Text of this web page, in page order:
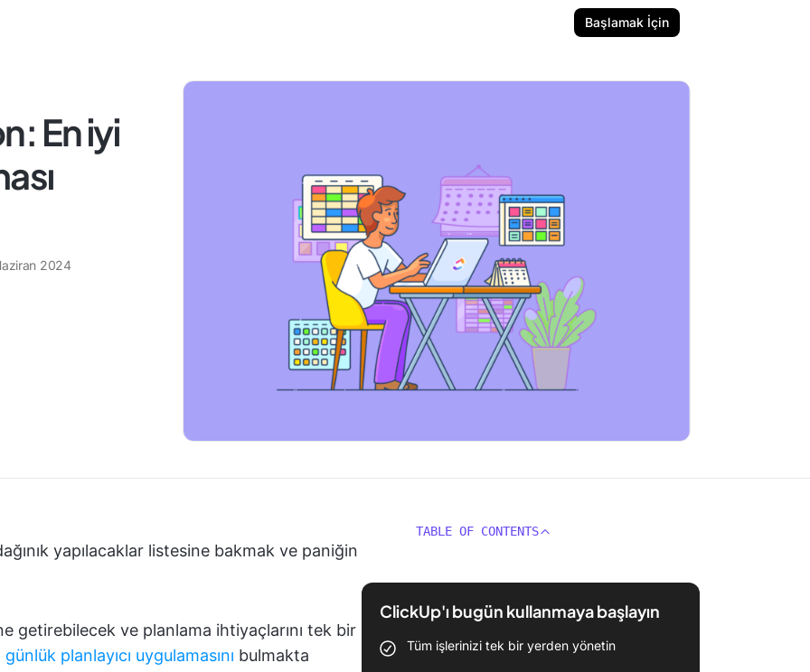
Başlamak İçin
En iyi
2024
yapılacaklar listesine bakmak ve paniğin
getirebilecek ve planlama ihtiyaçlarını tek bir
günlük planlayıcı uygulamasını bulmakta
TABLE OF CONTENTS
ClickUp'ı bugün kullanmaya başlayın
Tüm işlerinizi tek bir yerden yönetin